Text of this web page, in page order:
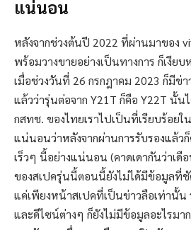
แน่นอน
หลังจากช่วงต้นปี 2022 ที่ผ่านมาของ
พร้อมวางขายอย่างเป็นทางการ ก็เงีย
เมื่อช่วงวันที่ 26 กรกฎาคม 2023 ก็มีข่า
แล้วว่ารุ่นต่อจาก Y21T ก็คือ Y22T นั้น
กสทช. ของไทยเราไปเป็นที่เรียบร้อยใ
แน่นอนว่าหลังจากผ่านการรับรองแล้วก็
เร็วๆ นี้อย่างแน่นอน (คาดเดากันว่าเดื
ของสเปครุ่นนี้ตอนนี้ยังไม่ได้มีข้อมูลที่ชั
แค่เพียงหน้าสเปคที่เป็นข่าวลือเท่านั้น
และดีไซน์ต่างๆ ก็ยังไม่มีข้อมูลอะไรมา